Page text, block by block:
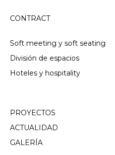
CONTRACT
Soft meeting y soft seating
División de espacios
Hoteles y hospitality
PROYECTOS
ACTUALIDAD
GALERÍA